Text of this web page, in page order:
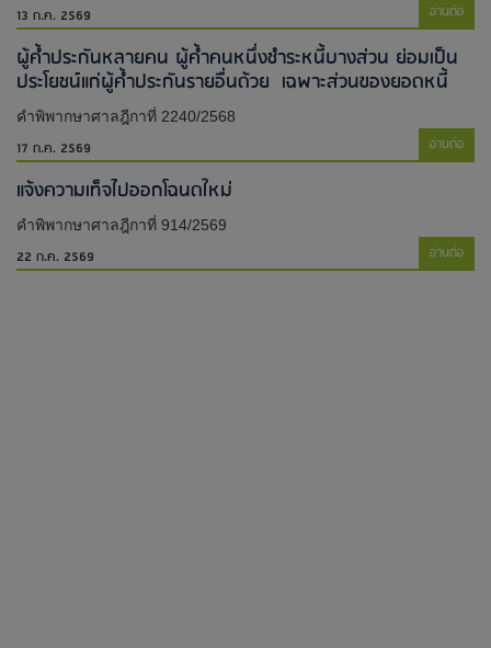
13 ก.ค. 2569 อ่านต่อ
ผู้ค้ำประกันหลายคน ผู้ค้ำคนหนึ่งชำระหนี้บางส่วน ย่อมเป็น
ประโยชน์แก่ผู้ค้ำประกันรายอื่นด้วย เฉพาะส่วนของยอดหนี้
คำพิพากษาศาลฎีกาที่ 2240/2568
17 ก.ค. 2569 อ่านต่อ
แจ้งความเท็จไปออกโฉนดใหม่​
คำพิพากษาศาลฎีกาที่ 914/2569
22 ก.ค. 2569 อ่านต่อ